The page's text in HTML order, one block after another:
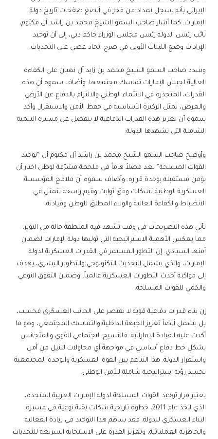
الإيراني بأنه يسجل بمداد من فخر في أنصع صفحات تاريخ دولة
الإمارات. كما أشار صاحب السمو الشيخ محمد بن راشد آل مكتوم،
نائب رئيس الدولة رئيس مجلس الوزراء حاكم دبي، إلى أن توحيد
الإرادات وضع اللبنات الأولى في صرح اتحاد عصي على التحديات.
وشدد صاحب السمو الشيخ محمد بن زايد آل نهيان على الكفاءة
العالية لجيش الإمارات تماسك مجتمعها. وأضاف سموه أن هذه
القدرات، المتجذرة في الانتماء الوطني والالتزام بالدفاع عن الأرض
والعرض، تمثل الركيزة الأساسية في حفظ الأمن والاستقرار. وأكد
سموه أن تعزيز هذه القدرات الدفاعية لا ينفصل عن مسيرة التنمية
الشاملة التي تشهدها الدولة.
وأوضح صاحب السمو الشيخ محمد بن راشد آل مكتوم أن “توحيد
القوات المسلحة” يعد فصلاً هاماً في ملحمة مشرّفة لوطن اختار أن
يؤمن مستقبله بوحدة قراره. وأضاف سموه أن ملامح المؤسسة
العسكرية الوطنية تشكلت وفق ثوابت وقيم راسخة تتمثل في
الانضباط والكفاءة العالية والولاء المطلق للوطن وقيادته.
تأتي هذه التصريحات في وقت تشهد فيه المنطقة حالة من التوتر،
مما يعكس الأهمية الاستراتيجية التي توليها دولة الإمارات لضمان
أمنها السيادي. إن التطور المستمر في القدرات العسكرية لدولة
الإمارات، والذي يشمل التحديث التكنولوجي والتطوير البشري، يهدف
إلى مواكبة أحدث التطورات العسكرية عالمياً، وضمان التفوق النوعي
والكمي للقوات المسلحة.
إن بناء قدرات دفاعية قوية لا يقتصر على الجانب العسكري فحسب،
بل يشمل أيضاً تعزيز الجبهة الداخلية والتماسك المجتمعي، وهو ما
أكدت عليه القيادة الإماراتية. فالنسيج الاجتماعي القوي والمتجانس
يشكل خط دفاع أساسي في مواجهة أي محاولات للنيل من أمن
واستقرار الدولة. هذا التناغم بين القوة العسكرية والوحدة المجتمعية
يجسد رؤية استراتيجية شاملة للأمن الوطني.
يعتبر قرار توحيد القوات المسلحة لدولة الإمارات العربية المتحدة،
الذي اتخذ عام 2011، خطوة تاريخية شكلت نقلة نوعية في مسيرة
البناء العسكري للدولة. فقد ساهم هذا التوحيد في زيادة الفعالية
والجاهزية العملياتية، وتعزيز القدرة على الاستجابة السريعة للتحديات